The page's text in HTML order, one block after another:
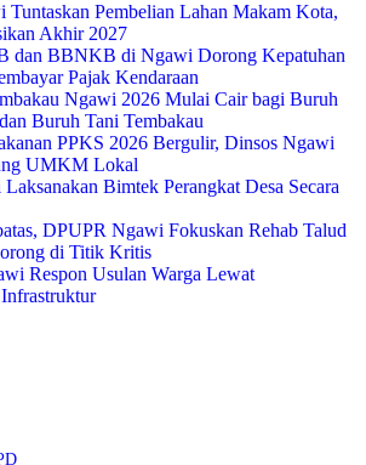
Tuntaskan Pembelian Lahan Makam Kota,
Akhir 2027
dan BBNKB di Ngawi Dorong Kepatuhan
Pajak Kendaraan
Ngawi 2026 Mulai Cair bagi Buruh
Buruh Tani Tembakau
PPKS 2026 Bergulir, Dinsos Ngawi
UMKM Lokal
Bimtek Perangkat Desa Secara
DPUPR Ngawi Fokuskan Rehab Talud
di Titik Kritis
Respon Usulan Warga Lewat